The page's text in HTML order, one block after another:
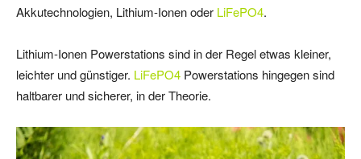
Akkutechnologien, Lithium-Ionen oder LiFePO4.
Lithium-Ionen Powerstations sind in der Regel etwas kleiner,
leichter und günstiger. LiFePO4 Powerstations hingegen sind
haltbarer und sicherer, in der Theorie.